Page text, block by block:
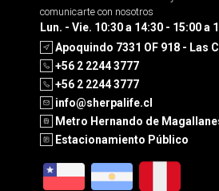
comunicarte con nosotros
Lun. - Vie. 10:30 a 14:30 - 15:00 a
Apoquindo 7331 OF 918 - Las
+56 2 2244 3777
+56 2 2244 3777
info@sherpalife.cl
Metro Hernando de
Estacionamiento Público